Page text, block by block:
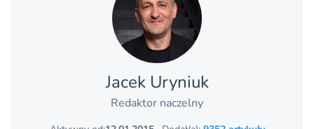
Jacek Uryniuk
Redaktor naczelny